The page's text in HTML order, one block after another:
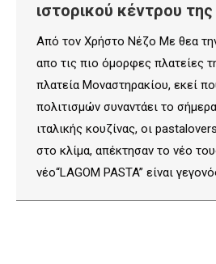
ιστορικού κέντρου
Από τον Χρήστο Νέζο Με θεα
απο τις πιο όμορφες πλατείες
πλατεία Μοναστηρακίου, εκεί
πολιτισμών συναντάει το
ιταλικής κουζίνας, οι
στο κλίμα, απέκτησαν το νέο
νέο“LAGOM PASTA” είναι